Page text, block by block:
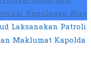
Kepulauan Riau
Laksanakan Patroli
Maklumat Kapolda